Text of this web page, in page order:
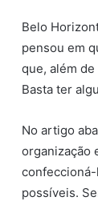
Belo
pensou em
que, além
Basta ter
No artigo
organização
confeccioná-
possíveis.